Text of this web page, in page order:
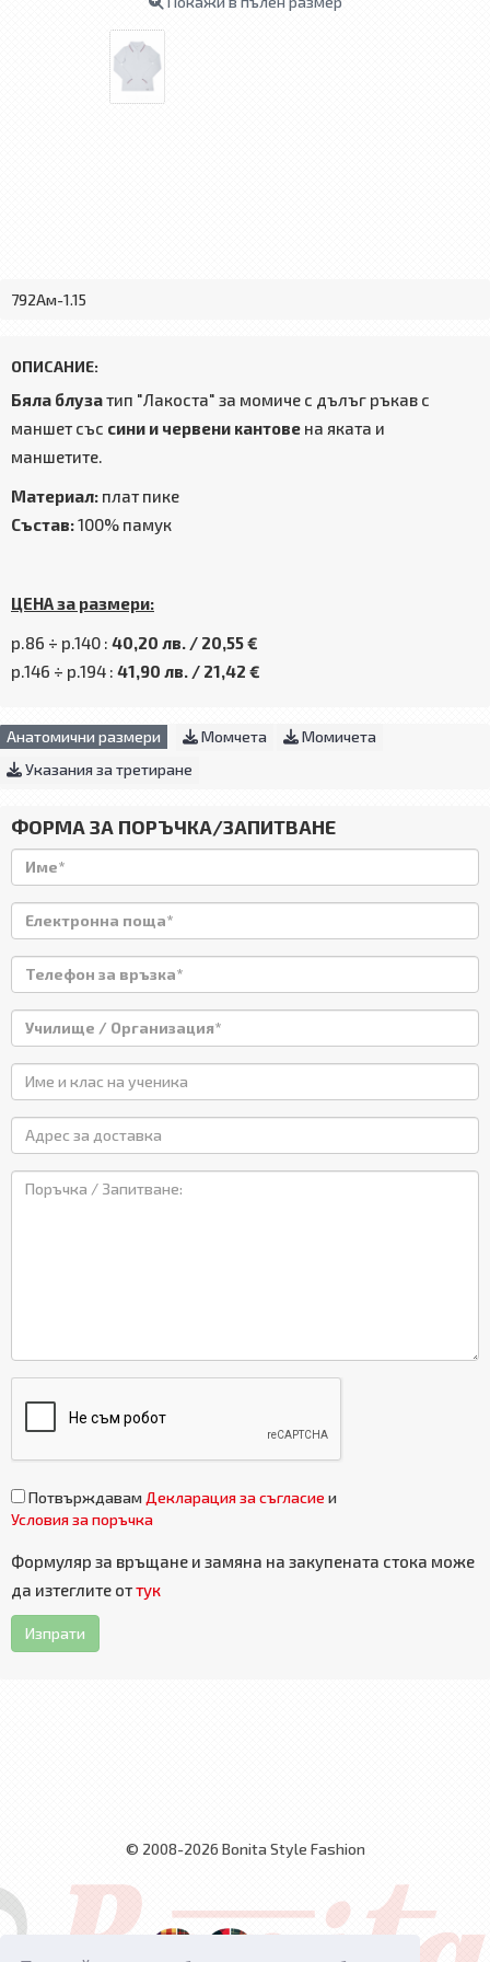
792Ам-1.15
ОПИСАНИЕ:
Бяла блузатип "Лакоста" за момиче с дълъг ръкав с
маншет със сини и червени кантове на яката и
маншетите.
Материал: плат пике
Състав:100% памук
ЦЕНА за размери:
р.86 ÷ р.140 : 40,20 лв. / 20,55 €
р.146 ÷ р.194 : 41,90 лв. / 21,42 €
Анатомични размери Момчета
Момичета
Указания за третиране
ФОРМА ЗА ПОРЪЧКА/ЗАПИТВАНЕ
Потвърждавам Декларация за съгласие и
Условия за поръчка
Формуляр за връщане и замяна на закупената стока може
да изтеглите оттук
Изпрати
© 2008-2026 Bonita Style Fashion